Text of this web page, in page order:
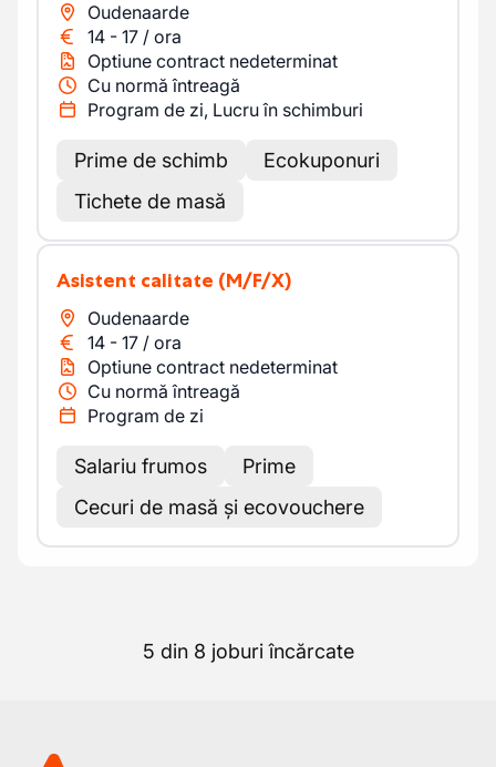
Oudenaarde
14 - 17 / ora
Optiune contract nedeterminat
Cu normă întreagă
Program de zi, Lucru în schimburi
Prime de schimb
Ecokuponuri
Tichete de masă
Asistent calitate (M/F/X)
Oudenaarde
14 - 17 / ora
Optiune contract nedeterminat
Cu normă întreagă
Program de zi
Salariu frumos
Prime
Cecuri de masă și ecovouchere
5 din 8 joburi încărcate